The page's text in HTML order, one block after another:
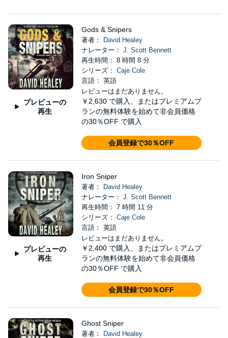
プレビューの
再生
Gods & Snipers
著者：
David Healey
ナレーター： J. Scott Bennett
再生時間： 8 時間 8 分
シリーズ： Caje Cole
言語： 英語
レビューはまだありません。
￥2,630 で購入、またはプレミアムプ
ランの無料体験を始めて非会員価格
の30％OFF で購入
会員登録で30％OFF
プレビューの
再生
Iron Sniper
著者：
David Healey
ナレーター： J. Scott Bennett
再生時間： 7 時間 11 分
シリーズ： Caje Cole
言語： 英語
レビューはまだありません。
￥2,400 で購入、またはプレミアムプ
ランの無料体験を始めて非会員価格
の30％OFF で購入
会員登録で30％OFF
Ghost Sniper
著者：
David Healey